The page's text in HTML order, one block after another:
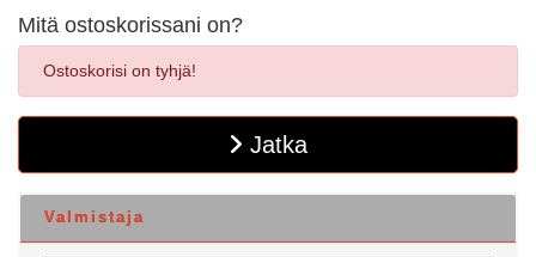
Mitä ostoskorissani on?
Ostoskorisi on tyhjä!
Jatka
Valmistaja